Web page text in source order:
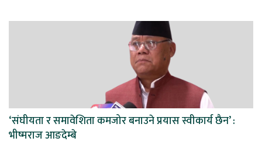
‘संघीयता र समावेशिता कमजोर बनाउने प्रयास स्वीकार्य छैन’ :
भीष्मराज आङदेम्बे